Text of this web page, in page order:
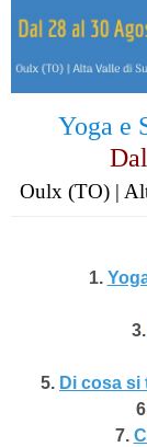
Yoga e
Oulx (TO) |
1.
3.
5. Di cosa si
7.